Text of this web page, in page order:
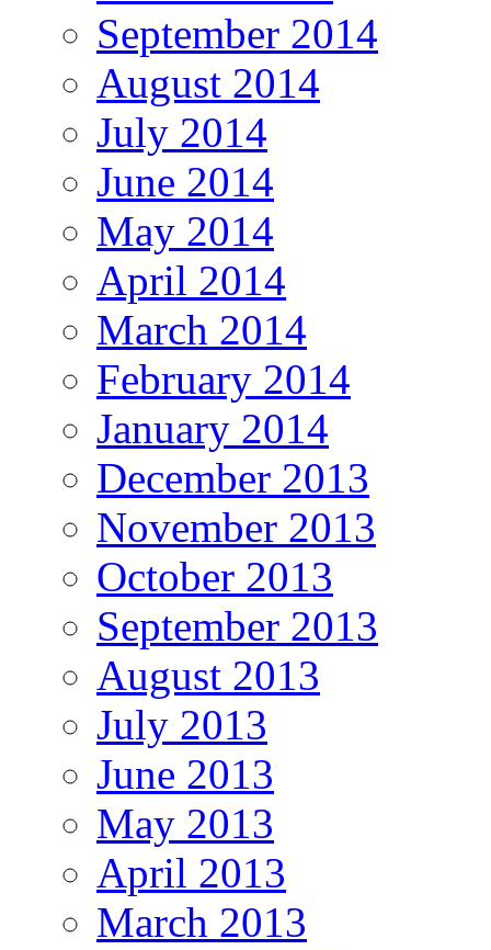
September 2014
August 2014
July 2014
June 2014
May 2014
April 2014
March 2014
February 2014
January 2014
December 2013
November 2013
October 2013
September 2013
August 2013
July 2013
June 2013
May 2013
April 2013
March 2013